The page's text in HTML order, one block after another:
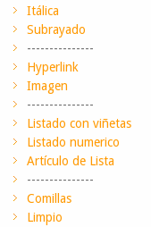
Itálica
Subrayado
---------------
Hyperlink
Imagen
---------------
Listado con viñetas
Listado numerico
Artículo de Lista
---------------
Comillas
Limpio